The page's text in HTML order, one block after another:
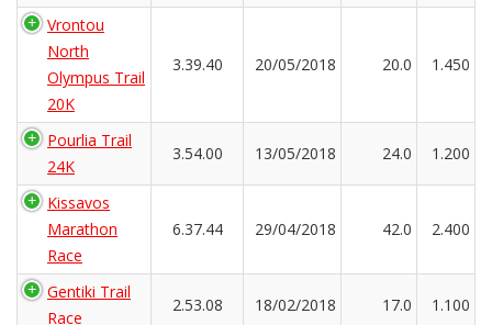
Vrontou
North
Olympus Trail
20K
3.39.40 20/05/2018 20.0 1.450
Pourlia Trail
24K
3.54.00 13/05/2018 24.0 1.200
Kissavos
Marathon
Race
6.37.44 29/04/2018 42.0 2.400
Gentiki Trail
Race
2.53.08 18/02/2018 17.0 1.100